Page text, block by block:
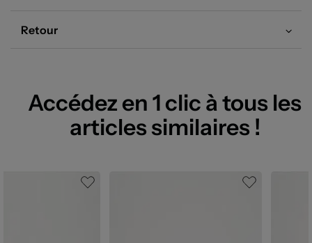
Retour
Accédez en 1 clic à tous les
articles similaires !